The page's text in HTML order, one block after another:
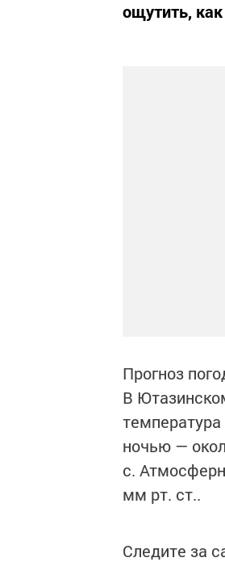
ощутить,
Прогноз
В
температура
ночью —
с.
мм рт. ст..
Следите за